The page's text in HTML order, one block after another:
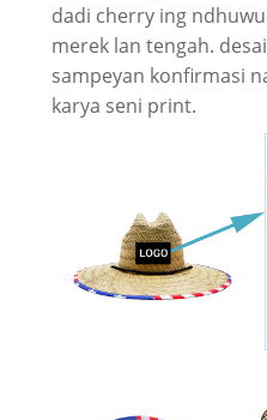
dadi cherry ing
merek lan tengah.
sampeyan konfirmasi
karya seni print.